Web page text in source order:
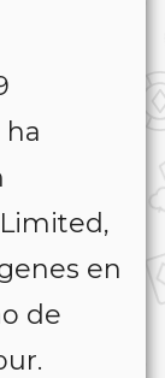
ha
en
de